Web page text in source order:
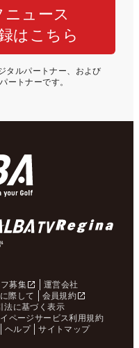
ュース
はこちら
タルパートナー、および
ートナーです。
募集
運営会社
際して
会員規約
法に基づく表示
ページサービス利用規約
ヘルプ サイトマップ